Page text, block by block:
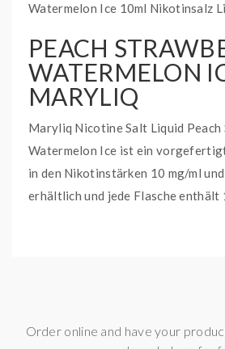
Watermelon Ice 10ml Nikotinsalz
PEACH
WATERMELON
MARYLIQ
Maryliq Nicotine Salt Liquid
Watermelon Ice ist ein
in den Nikotinstärken 10 mg/ml
erhältlich und jede Flasche enthält
Liquidtyp:
Nikotinsalz
Order online and have your